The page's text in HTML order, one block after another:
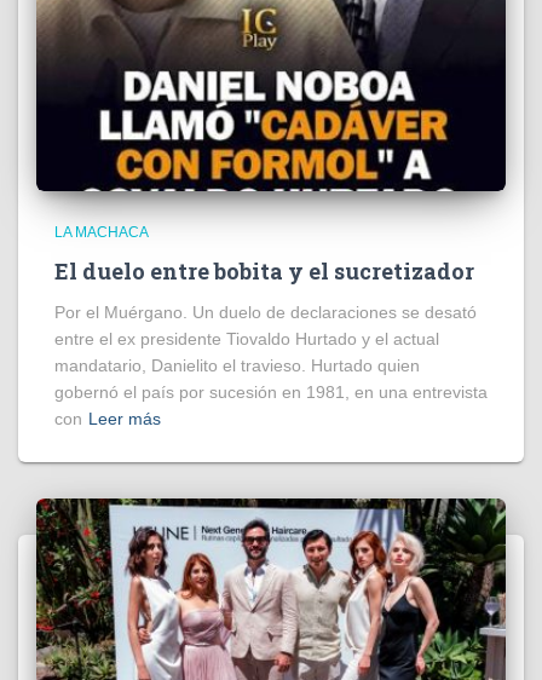
LA MACHACA
El duelo entre bobita y el sucretizador
Por el Muérgano. Un duelo de declaraciones se desató
entre el ex presidente Tiovaldo Hurtado y el actual
mandatario, Danielito el travieso. Hurtado quien
gobernó el país por sucesión en 1981, en una entrevista
con Leer más